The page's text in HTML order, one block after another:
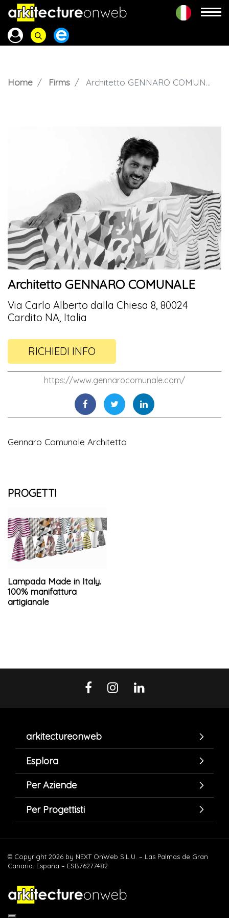
Home Firms Architetto GENNARO COMUNALE
Architetto GENNARO COMUNALE
Via Carlo Alberto dalla Chiesa 8, 80024
Cardito NA, Italia
RICHIEDI INFO
https://www.gennarocomunale.com/
Gennaro Comunale Architetto
PROGETTI
Lampada Made in Italy.
100% manifattura
artigianale
arkitectureonweb
Esplora
Per Aziende
Per Progettisti
© Copyright 2026 by NEXT OnWeb S.L.U. – Las Palmas de Gran
Canaria. España – ESB76277482